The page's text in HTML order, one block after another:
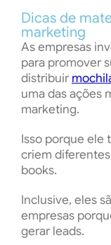
Dicas de
marketing
As empresas
para promover
distribuir
uma das ações
marketing.
Isso porque ele
criem
books.
Inclusive, eles
empresas
gerar leads.